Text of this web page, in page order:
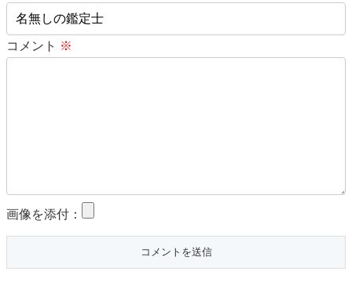
コメント ※
画像を添付：